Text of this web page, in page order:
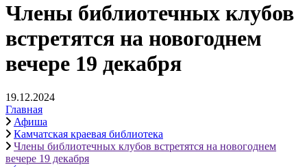
Члены библиотечных клубов
встретятся на новогоднем
вечере 19 декабря
19.12.2024
Главная
Афиша
Камчатская краевая библиотека
Члены библиотечных клубов встретятся на новогоднем
вечере 19 декабря